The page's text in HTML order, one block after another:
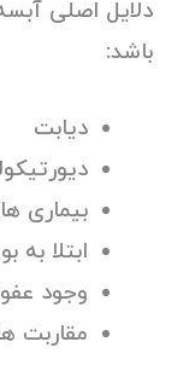
دلایل اصلی
باشد:
دیابت
بیماری
ابتلا
وجود
مقاربت